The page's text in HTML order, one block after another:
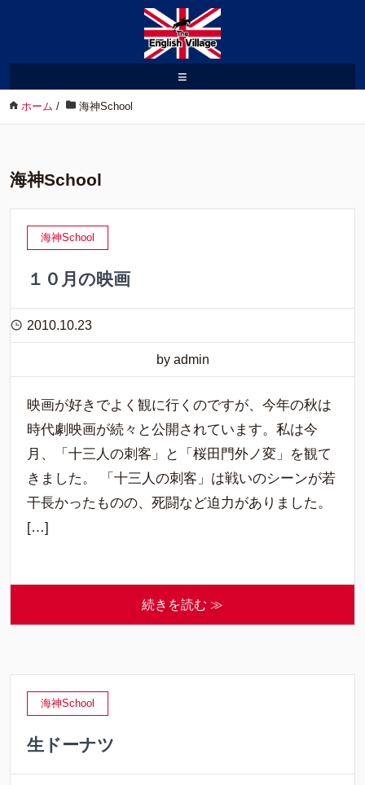
≡
ホーム / 海神School
海神School
海神School
１０月の映画
2010.10.23
by admin
映画が好きでよく観に行くのですが、今年の秋は
時代劇映画が続々と公開されています。私は今
月、「十三人の刺客」と「桜田門外ノ変」を観て
きました。 「十三人の刺客」は戦いのシーンが若
干長かったものの、死闘など迫力がありました。
[…]
続きを読む ≫
海神School
生ドーナツ